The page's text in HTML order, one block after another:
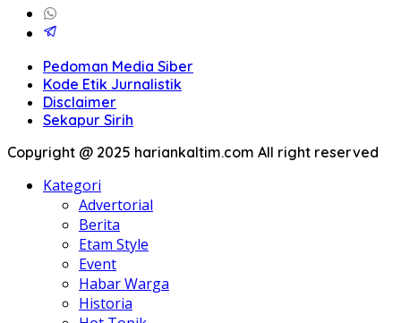
Pedoman Media Siber
Kode Etik Jurnalistik
Disclaimer
Sekapur Sirih
Copyright @ 2025 hariankaltim.com All right reserved
Kategori
Advertorial
Berita
Etam Style
Event
Habar Warga
Historia